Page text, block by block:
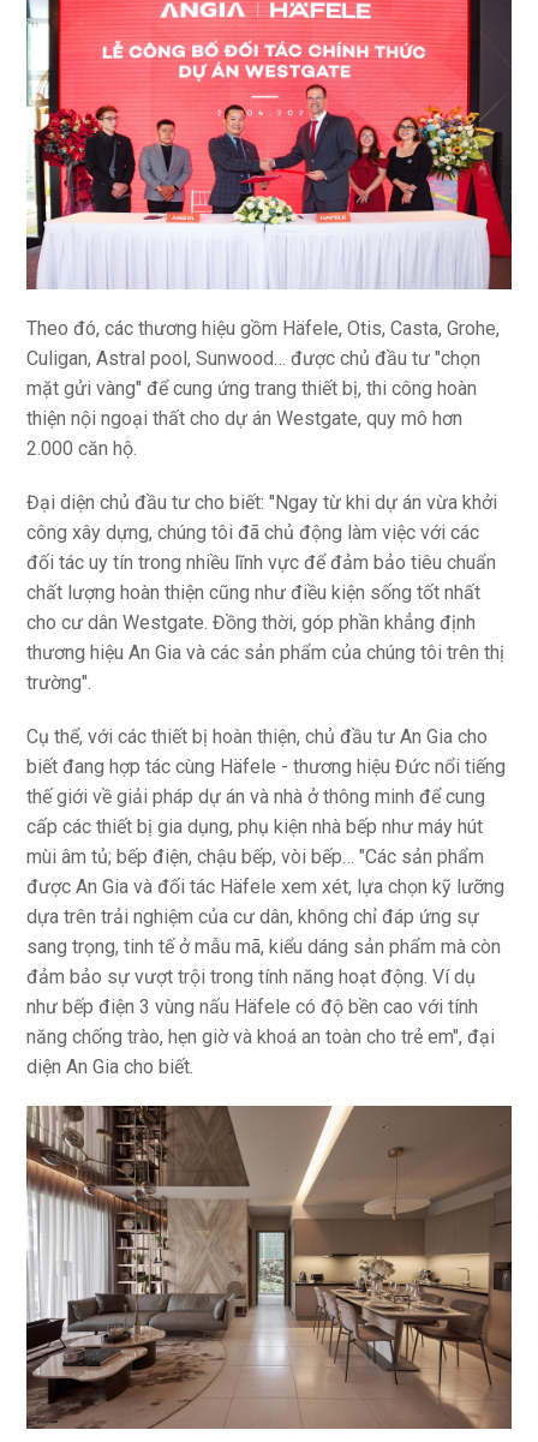
Theo đó, các thương hiệu gồm Häfele, Otis, Casta, Grohe,
Culigan, Astral pool, Sunwood… được chủ đầu tư "chọn
mặt gửi vàng" để cung ứng trang thiết bị, thi công hoàn
thiện nội ngoại thất cho dự án Westgate, quy mô hơn
2.000 căn hộ.
Đại diện chủ đầu tư cho biết: "Ngay từ khi dự án vừa khởi
công xây dựng, chúng tôi đã chủ động làm việc với các
đối tác uy tín trong nhiều lĩnh vực để đảm bảo tiêu chuẩn
chất lượng hoàn thiện cũng như điều kiện sống tốt nhất
cho cư dân Westgate. Đồng thời, góp phần khẳng định
thương hiệu An Gia và các sản phẩm của chúng tôi trên thị
trường".
Cụ thể, với các thiết bị hoàn thiện, chủ đầu tư An Gia cho
biết đang hợp tác cùng Häfele - thương hiệu Đức nổi tiếng
thế giới về giải pháp dự án và nhà ở thông minh để cung
cấp các thiết bị gia dụng, phụ kiện nhà bếp như máy hút
mùi âm tủ; bếp điện, chậu bếp, vòi bếp… "Các sản phẩm
được An Gia và đối tác Häfele xem xét, lựa chọn kỹ lưỡng
dựa trên trải nghiệm của cư dân, không chỉ đáp ứng sự
sang trọng, tinh tế ở mẫu mã, kiểu dáng sản phẩm mà còn
đảm bảo sự vượt trội trong tính năng hoạt động. Ví dụ
như bếp điện 3 vùng nấu Häfele có độ bền cao với tính
năng chống trào, hẹn giờ và khoá an toàn cho trẻ em", đại
diện An Gia cho biết.